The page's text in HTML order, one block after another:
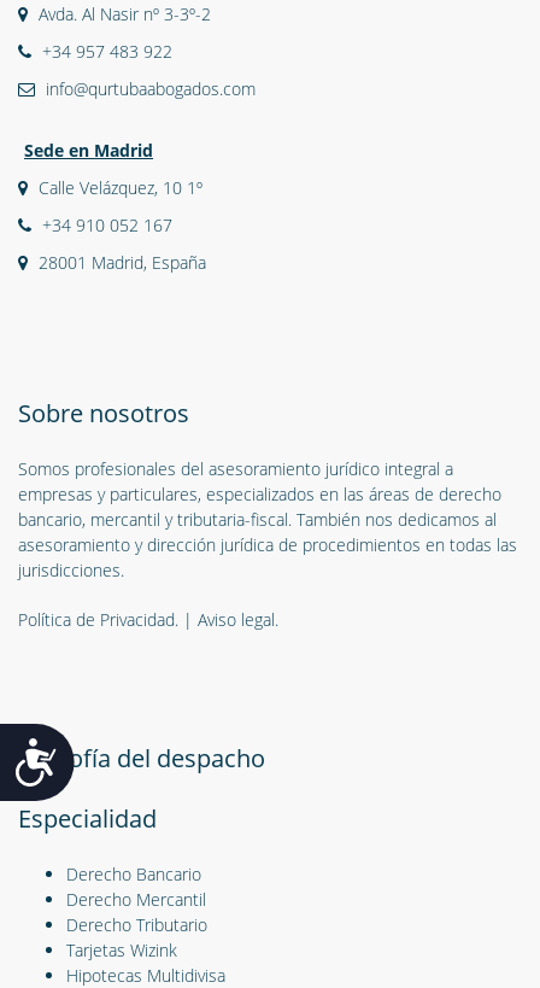
Accesibilidad
Avda. Al Nasir nº 3-3º-2
+34 957 483 922
info@qurtubaabogados.com
Sede en Madrid
Calle Velázquez, 10 1º
+34 910 052 167
28001 Madrid, España
Sobre nosotros
Somos profesionales del asesoramiento jurídico integral a
empresas y particulares, especializados en las áreas de derecho
bancario, mercantil y tributaria-fiscal. También nos dedicamos al
asesoramiento y dirección jurídica de procedimientos en todas las
jurisdicciones.
Política de Privacidad. | Aviso legal.
Filosofía del despacho
Especialidad
Derecho Bancario
Derecho Mercantil
Derecho Tributario
Tarjetas Wizink
Hipotecas Multidivisa